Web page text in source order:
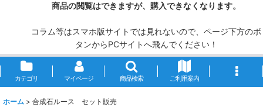
商品の閲覧はできますが、購入できなくなります。
コラム等はスマホ版サイトでは見れないので、ページ下方のボ
タンからPCサイトへ飛んでください！
カテゴリ マイページ 商品検索 ご利用案内
ホーム > 合成石ルース セット販売